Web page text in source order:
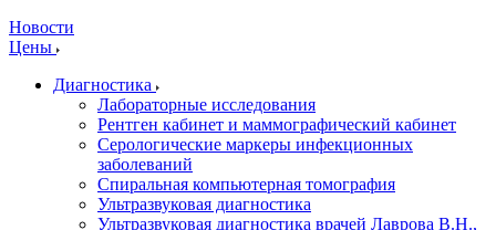
Новости
Цены
Диагностика
Лабораторные исследования
Рентген кабинет и маммографический кабинет
Серологические маркеры инфекционных
заболеваний
Спиральная компьютерная томография
Ультразвуковая диагностика
Ультразвуковая диагностика врачей Лаврова В.Н.,